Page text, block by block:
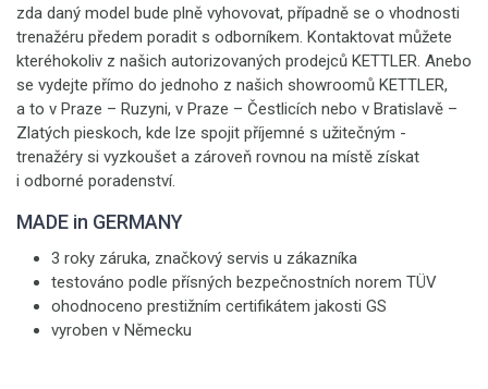
zda daný model bude plně vyhovovat, případně se o vhodnosti
trenažéru předem poradit s odborníkem. Kontaktovat můžete
kteréhokoliv z našich autorizovaných prodejců KETTLER. Anebo
se vydejte přímo do jednoho z našich showroomů KETTLER,
a to v Praze – Ruzyni, v Praze – Čestlicích nebo v Bratislavě –
Zlatých pieskoch, kde lze spojit příjemné s užitečným -
trenažéry si vyzkoušet a zároveň rovnou na místě získat
i odborné poradenství.
MADE in GERMANY
3 roky záruka, značkový servis u zákazníka
testováno podle přísných bezpečnostních norem TÜV
ohodnoceno prestižním certifikátem jakosti GS
vyroben v Německu